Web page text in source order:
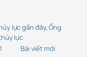
lực gần đây, Ống
lực
Bài viết mới